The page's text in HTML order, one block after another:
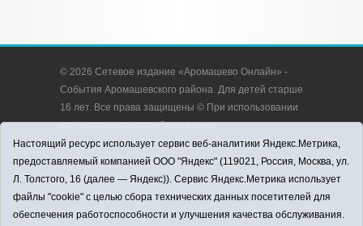
© 2026 Сетевое издание «Аромашево Онлайн» -
События Аромашевского района. Для детей старше
16 лет. Все права защищены © При использовании
материалов ссылка обязательна.
Адрес редакции: 627350, Россия, Тюменская
область, Аромашевский район, с. Аромашево, ул.
Кирова, д. 13.
Адрес электронной почты редакции:
strudu72@obl72.ru
Настоящий ресурс использует сервис веб-аналитики Яндекс.Метрика,
предоставляемый компанией ООО "Яндекс" (119021, Россия, Москва, ул.
Л. Толстого, 16 (далее — Яндекс)). Сервис Яндекс.Метрика использует
файлы "cookie" с целью сбора технических данных посетителей для
обеспечения работоспособности и улучшения качества обслуживания.